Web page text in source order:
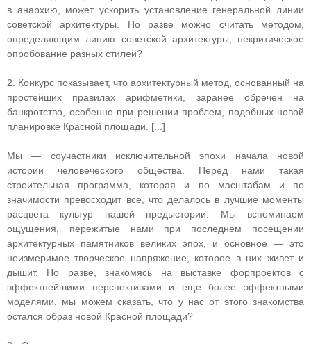
в анархию, может ускорить установление генеральной линии
советской архитектуры. Но разве можно считать методом,
определяющим линию советской архитектуры, некритическое
опробование разных стилей?
2. Конкурс показывает, что архитектурный метод, основанный на
простейших правилах арифметики, заранее обречен на
банкротство, особенно при решении проблем, подобных новой
планировке Красной площади. [...]
Мы — соучастники исключительной эпохи начала новой
истории человеческого общества. Перед нами такая
строительная программа, которая и по масштабам и по
значимости превосходит все, что делалось в лучшие моменты
расцвета культур нашей предыстории. Мы вспоминаем
ощущения, пережитые нами при последнем посещении
архитектурных памятников великих эпох, и основное — это
неизмеримое творческое напряжение, которое в них живет и
дышит. Но разве, знакомясь на выставке форпроектов с
эффектнейшими перспективами и еще более эффектными
моделями, мы можем сказать, что у нас от этого знакомства
остался образ новой Красной площади?